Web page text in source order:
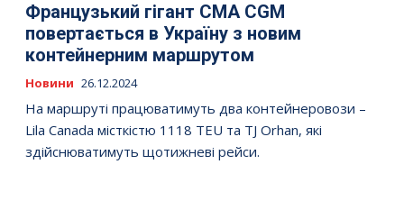
Французький гігант CMA CGM
повертається в Україну з новим
контейнерним маршрутом
Новини 26.12.2024
На маршруті працюватимуть два контейнеровози –
Lila Canada місткістю 1118 TEU та TJ Orhan, які
здійснюватимуть щотижневі рейси.